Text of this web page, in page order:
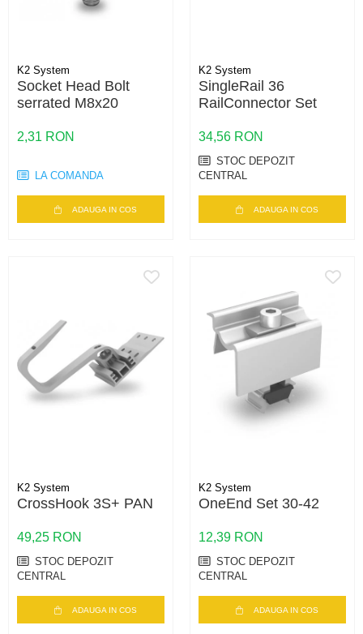
K2 System
Socket Head Bolt
serrated M8x20
2,31 RON
LA COMANDA
ADAUGA IN COS
K2 System
SingleRail 36
RailConnector Set
34,56 RON
STOC DEPOZIT
CENTRAL
ADAUGA IN COS
K2 System
CrossHook 3S+ PAN
49,25 RON
STOC DEPOZIT
CENTRAL
ADAUGA IN COS
K2 System
OneEnd Set 30-42
12,39 RON
STOC DEPOZIT
CENTRAL
ADAUGA IN COS